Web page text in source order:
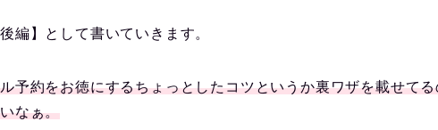
編】として書いていきます。
予約をお徳にするちょっとしたコツというか裏ワザを載せて
なぁ。